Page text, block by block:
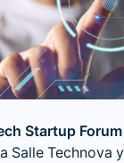
Startup Forum
Salle Technova